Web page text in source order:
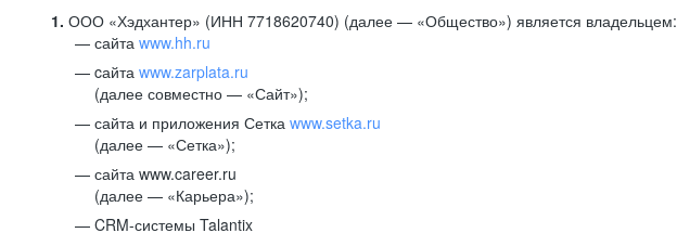
1. ООО «Хэдхантер» (ИНН 7718620740) (далее — «Общество») является владельцем:
сайта www.hh.ru
cайта www.zarplata.ru
(далее совместно — «Сайт»);
сайта и приложения Сетка www.setka.ru
(далее — «Сетка»);
сайта www.career.ru
(далее — «Карьера»);
CRM-системы Talantix